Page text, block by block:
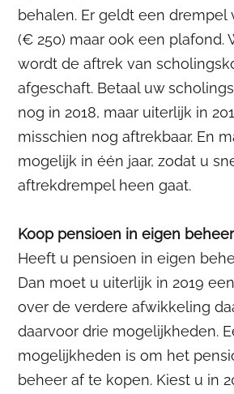
behalen. Er geldt een drempel
(€ 250) maar ook een plafond.
wordt de aftrek van
afgeschaft. Betaal uw
nog in 2018, maar uiterlijk in
misschien nog aftrekbaar. En
mogelijk in één jaar, zodat u
aftrekdrempel heen gaat.
Koop pensioen in eigen
Heeft u pensioen in eigen
Dan moet u uiterlijk in 2019
over de verdere afwikkeling
daarvoor drie mogelijkheden.
mogelijkheden is om het
beheer af te kopen. Kiest u in